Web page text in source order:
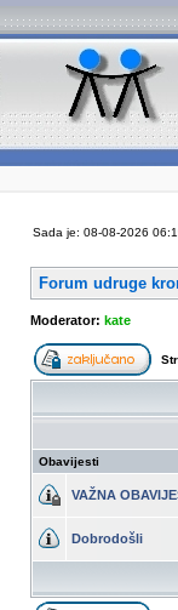
Sada je: 08-08-2026
Forum udruge
Moderator: kate
Obavijesti
VAŽNA
Dobrodošli